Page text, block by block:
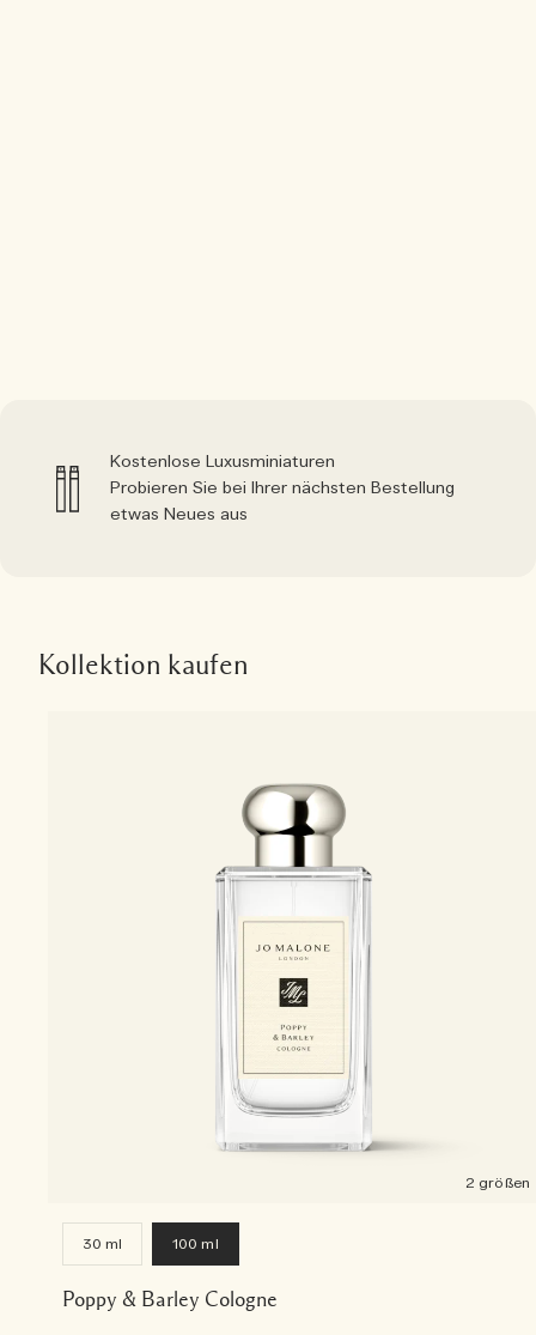
Kostenlose Luxusminiaturen
Probieren Sie bei Ihrer nächsten Bestellung
etwas Neues aus
Kollektion kaufen
2 größen
30 ml 100 ml
Poppy & Barley Cologne